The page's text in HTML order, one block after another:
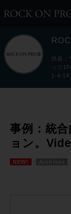
渋谷：
ッツ
1-4-14
事例：統
ョン。
NEW!